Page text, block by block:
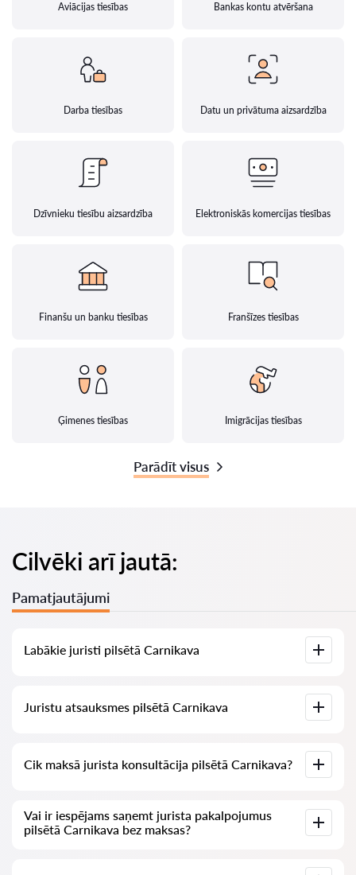
Aviācijas tiesības Bankas kontu atvēršana
Darba tiesības Datu un privātuma aizsardzība
Dzīvnieku tiesību aizsardzība Elektroniskās komercijas tiesības
Finanšu un banku tiesības Franšīzes tiesības
Ģimenes tiesības Imigrācijas tiesības
Parādīt visus
Cilvēki arī jautā:
Pamatjautājumi
Labākie juristi pilsētā Carnikava
pilnīgu informāciju: cenas, atsauksmes, tālruņa numurs un
Juristu atsauksmes pilsētā Carnikava
juristiem, mēs neizdzēšam negatīvas atsauksmes un nav
iespēju tās manipulēt.
Cik maksā jurista konsultācija pilsētā Carnikava?
vairāk (cenas var mainīties atkarībā no jautājuma sarežģītības
un atbildes formas).
Vai ir iespējams saņemt jurista pakalpojumus
pilsētā Carnikava bez maksas?